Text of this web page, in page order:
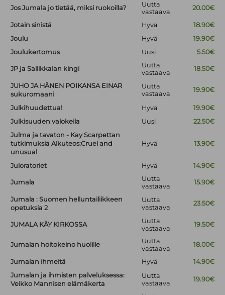
Jos Jumala jo tietää, miksi ruokoilla?
Uutta
vastaava
20.00€
Jotain sinistä Hyvä
18.90€
Joulu
Hyvä
19.90€
Joulukertomus
Uusi 5.50€
JP ja Sallikkalan kingi
Uutta
vastaava
18.50€
JUHO JA HÄNEN POIKANSA EINAR
sukuromaani
Uutta
vastaava
19.90€
Julkihuudettua! Hyvä
19.90€
Julkisuuden valokeila
Uusi
22.50€
Julma ja tavaton - Kay Scarpettan
tutkimuksia Alkuteos:Cruel and
unusual
Hyvä 13.90€
Juloratoriet Hyvä 14.90€
Jumala
Uutta
vastaava
15.90€
Jumala : Suomen helluntailiikkeen
opetuksia 2
Uutta
vastaava
23.50€
JUMALA KÄY KIRKOSSA
Uutta
vastaava
19.50€
Jumalan hoitokeino huolille
Uutta
vastaava
18.00€
Jumalan ihmeitä Hyvä
14.90€
Jumalan ja ihmisten palveluksessa:
Veikko Mannisen elämäkerta
Uutta
vastaava
19.90€